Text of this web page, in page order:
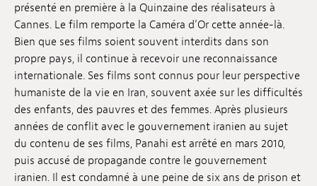
Publications
présenté en première à la Quinzaine des réalisateurs à
Cannes. Le film remporte la Caméra d’Or cette année-là.
Bien que ses films soient souvent interdits dans son
propre pays, il continue à recevoir une reconnaissance
internationale. Ses films sont connus pour leur perspective
humaniste de la vie en Iran, souvent axée sur les difficultés
des enfants, des pauvres et des femmes. Après plusieurs
années de conflit avec le gouvernement iranien au sujet
du contenu de ses films, Panahi est arrêté en mars 2010,
puis accusé de propagande contre le gouvernement
iranien. Il est condamné à une peine de six ans de prison et